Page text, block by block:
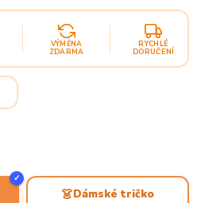
VÝMĚNA
ZDARMA
RYCHLÉ
DORUČENÍ
✓
👗Dámské tričko